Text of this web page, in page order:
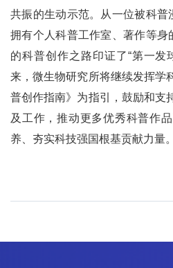
共振的生动示范。从一位被科普
拥有个人科普工作室、著作等身
的科普创作之路印证了“第一发
来，微生物研究所将继续发挥学
普创作指南》为指引，鼓励和支
及工作，推动更多优秀科普作
养、夯实科技强国根基贡献力量。